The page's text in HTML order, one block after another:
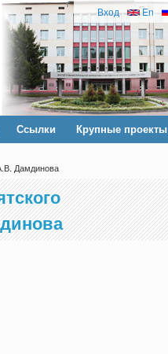
En
Вход
Ссылки Крупные проекты
Дамдинова